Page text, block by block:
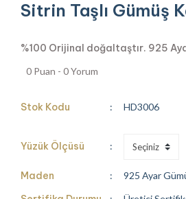
Sitrin Taşlı Gümüş
%100 Orijinal doğaltaştır. 925
0 Puan - 0 Yorum
Stok Kodu HD3006
Yüzük Ölçüsü
Maden 925 Ayar